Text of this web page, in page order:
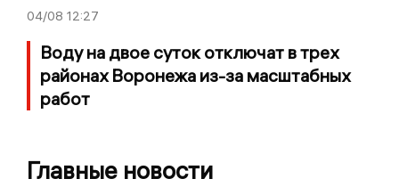
04/08 12:27
Воду на двое суток отключат в трех
районах Воронежа из-за масштабных
работ
Главные новости